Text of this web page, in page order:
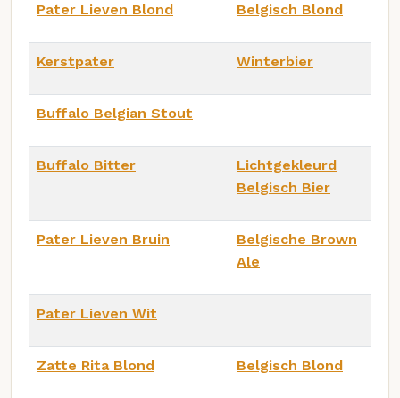
Pater Lieven Blond Belgisch Blond
Kerstpater Winterbier
Buffalo Belgian Stout
Buffalo Bitter
Lichtgekleurd
Belgisch Bier
Pater Lieven Bruin
Belgische Brown
Ale
Pater Lieven Wit
Zatte Rita Blond Belgisch Blond